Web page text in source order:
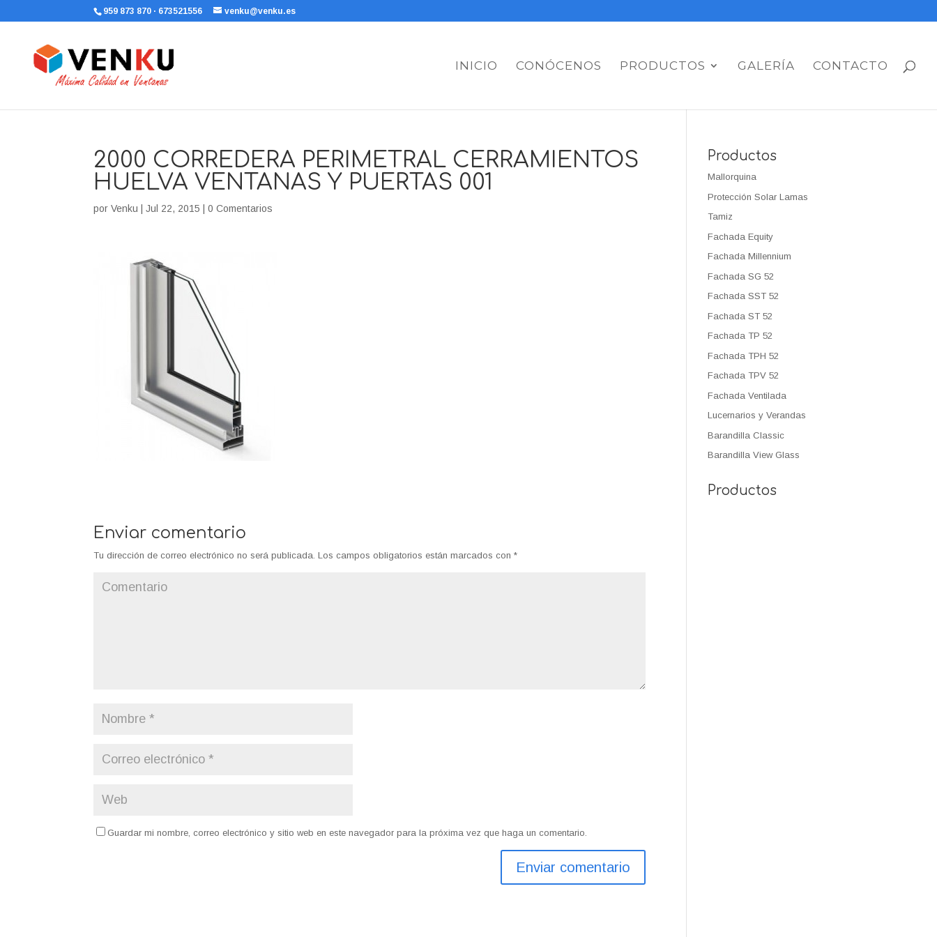
959 873 870 · 673521556 venku@venku.es
INICIO CONÓCENOS PRODUCTOS GALERÍA CONTACTO
2000 CORREDERA PERIMETRAL CERRAMIENTOS
HUELVA VENTANAS Y PUERTAS 001
porVenku |Jul 22, 2015 |0 Comentarios
Enviar comentario
Tu dirección de correo electrónico no será publicada. Los campos obligatorios están marcados con*
Guardar mi nombre, correo electrónico y sitio web en este navegador para la próxima vez que haga un comentario.
Productos
Mallorquina
Protección Solar Lamas
Tamiz
Fachada Equity
Fachada Millennium
Fachada SG 52
Fachada SST 52
Fachada ST 52
Fachada TP 52
Fachada TPH 52
Fachada TPV 52
Fachada Ventilada
Lucernarios y Verandas
Barandilla Classic
Barandilla View Glass
Productos